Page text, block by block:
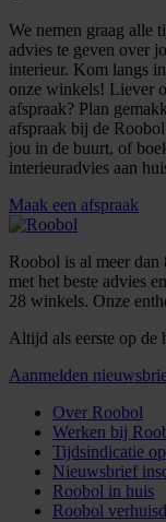
We nemen graag alle
advies te geven over
interieur. Kom langs
onze winkels! Liever
afspraak? Plan
afspraak bij de
jou in de buurt, of
interieuradvies aan
Maak een afspraak
Roobol is al meer dan
met het beste advies
28 winkels. Onze
Altijd als eerste op de
Aanmelden
Over Roobol
Werken bij
Tijdsindicatie
Nieuwsbrief
Roobol in huis
Roobol